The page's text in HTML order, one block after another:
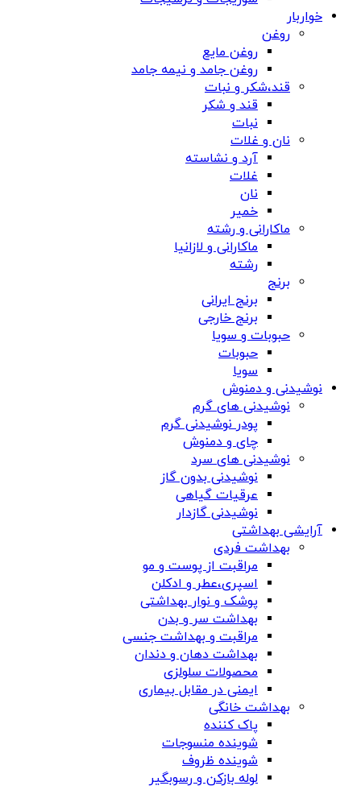
خواربار
روغن
روغن مایع
روغن جامد و نیمه جامد
قند،شکر و نبات
قند و شکر
نبات
نان و غلات
آرد و نشاسته
غلات
نان
خمیر
ماکارانی و رشته
ماکارانی و لازانیا
رشته
برنج
برنج ایرانی
برنج خارجی
حبوبات و سویا
حبوبات
سویا
نوشیدنی و دمنوش
نوشیدنی های گرم
پودر نوشیدنی گرم
چای و دمنوش
نوشیدنی های سرد
نوشیدنی بدون گاز
عرقیات گیاهی
نوشیدنی گازدار
آرایشی بهداشتی
بهداشت فردی
مراقبت از پوست و مو
اسپری،عطر و ادکلن
پوشک و نوار بهداشتی
بهداشت سر و بدن
مراقبت و بهداشت جنسی
بهداشت دهان و دندان
محصولات سلولزی
ایمنی در مقابل بیماری
بهداشت خانگی
پاک کننده
شوینده منسوجات
شوینده ظروف
لوله بازکن و رسوبگیر